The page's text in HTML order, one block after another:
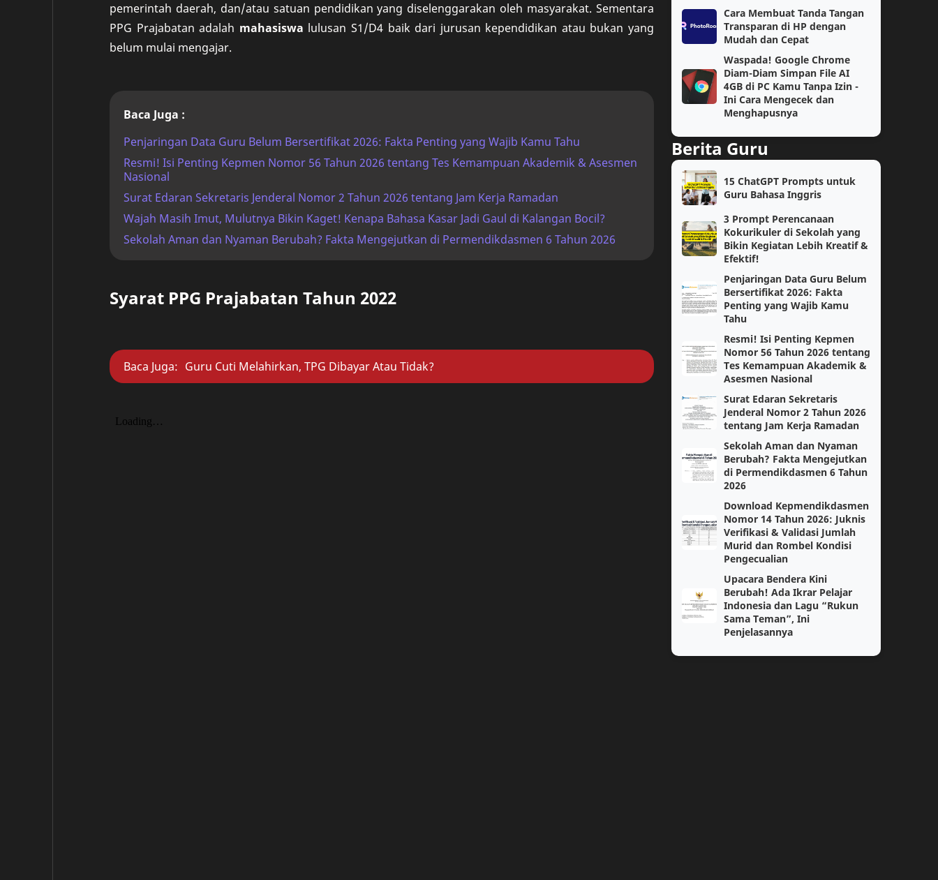
pemerintah daerah, dan/atau satuan pendidikan yang diselenggarakan oleh masyarakat. Sementara
PPG Prajabatan adalah mahasiswa lulusan S1/D4 baik dari jurusan kependidikan atau bukan yang
belum mulai mengajar.
Baca Juga :
Penjaringan Data Guru Belum Bersertifikat 2026: Fakta Penting yang Wajib Kamu Tahu
Resmi! Isi Penting Kepmen Nomor 56 Tahun 2026 tentang Tes Kemampuan Akademik & Asesmen
Nasional
Surat Edaran Sekretaris Jenderal Nomor 2 Tahun 2026 tentang Jam Kerja Ramadan
Wajah Masih Imut, Mulutnya Bikin Kaget! Kenapa Bahasa Kasar Jadi Gaul di Kalangan Bocil?
Sekolah Aman dan Nyaman Berubah? Fakta Mengejutkan di Permendikdasmen 6 Tahun 2026
Syarat PPG Prajabatan Tahun 2022
Baca Juga: Guru Cuti Melahirkan, TPG Dibayar Atau Tidak?
IPA Kelas 4
Matematika Wajib PAS
Prompt AI Semester 1
jaringan kelas 2
AI Coding
Fase E Guru Kelas
Kelas 3
Kokurikuler Matematika Tingkat Lanjut
PGSD PJOK
Pendidikan Pancasila Sejarah
Sosiologi paskibraka
Bahasa Jawa
Capaian Pembelajaran Fase F
Info GTK
Kenaikan Pangkat
Kumpulan Soal Agama SD
Cara Membuat Tanda Tangan
Transparan di HP dengan
Mudah dan Cepat
Waspada! Google Chrome
Diam-Diam Simpan File AI
4GB di PC Kamu Tanpa Izin -
Ini Cara Mengecek dan
Menghapusnya
Berita Guru
15 ChatGPT Prompts untuk
Guru Bahasa Inggris
3 Prompt Perencanaan
Kokurikuler di Sekolah yang
Bikin Kegiatan Lebih Kreatif &
Efektif!
Penjaringan Data Guru Belum
Bersertifikat 2026: Fakta
Penting yang Wajib Kamu
Tahu
Resmi! Isi Penting Kepmen
Nomor 56 Tahun 2026 tentang
Tes Kemampuan Akademik &
Asesmen Nasional
Surat Edaran Sekretaris
Jenderal Nomor 2 Tahun 2026
tentang Jam Kerja Ramadan
Sekolah Aman dan Nyaman
Berubah? Fakta Mengejutkan
di Permendikdasmen 6 Tahun
2026
Download Kepmendikdasmen
Nomor 14 Tahun 2026: Juknis
Verifikasi & Validasi Jumlah
Murid dan Rombel Kondisi
Pengecualian
Upacara Bendera Kini
Berubah! Ada Ikrar Pelajar
Indonesia dan Lagu “Rukun
Sama Teman”, Ini
Penjelasannya